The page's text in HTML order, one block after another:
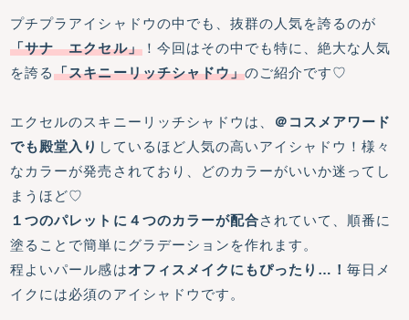
プチプラアイシャドウの中でも、抜群の人気を誇るのが
「サナ エクセル」！今回はその中でも特に、絶大な人気
を誇る「スキニーリッチシャドウ」のご紹介です♡
エクセルのスキニーリッチシャドウは、
＠コスメアワード
でも殿堂入り しているほど人気の高いアイシャドウ！様々
なカラーが発売されており、どのカラーがいいか迷ってし
まうほど♡
１つのパレットに４つのカラーが配合されていて、順番に
塗ることで簡単にグラデーションを作れます。
程よいパール感はオフィスメイクにもぴったり…！毎日メ
イクには必須のアイシャドウです。